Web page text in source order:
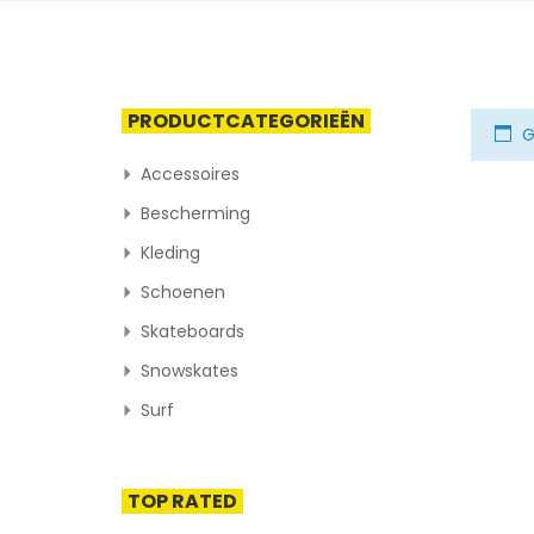
PRODUCTCATEGORIEËN
Accessoires
Bescherming
Kleding
Schoenen
Skateboards
Snowskates
Surf
TOP RATED